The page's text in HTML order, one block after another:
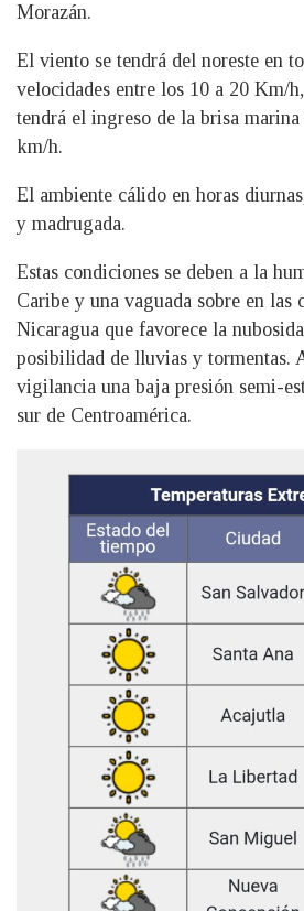
Morazán.
El viento se tendrá del noreste en
velocidades entre los 10 a 20 Km/
tendrá el ingreso de la brisa
km/h.
El ambiente cálido en horas
y madrugada.
Estas condiciones se deben a la
Caribe y una vaguada sobre en las
Nicaragua que favorece la
posibilidad de lluvias y tormentas.
vigilancia una baja presión semi-
sur de Centroamérica.